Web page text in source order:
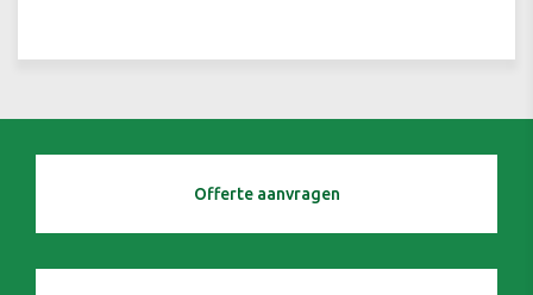
Offerte aanvragen